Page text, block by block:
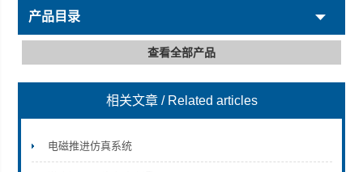
深圳市深博瑞仪器仪表有限公司
产品目录
查看全部产品
相关文章 / Related articles
电磁推进仿真系统